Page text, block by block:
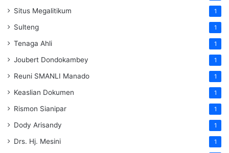
Situs Megalitikum 1
Sulteng 1
Tenaga Ahli 1
Joubert Dondokambey 1
Reuni SMANLI Manado 1
Keaslian Dokumen 1
Rismon Sianipar 1
Dody Arisandy 1
Drs. Hj. Mesini 1